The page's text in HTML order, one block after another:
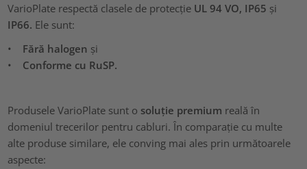
VarioPlate respectă clasele de protecție UL 94 VO, IP65 și
IP66. Ele sunt:
• Fără halogen și
• Conforme cu RuSP.
Produsele VarioPlate sunt o soluție premium reală în
domeniul trecerilor pentru cabluri. În comparație cu multe
alte produse similare, ele conving mai ales prin următoarele
aspecte: